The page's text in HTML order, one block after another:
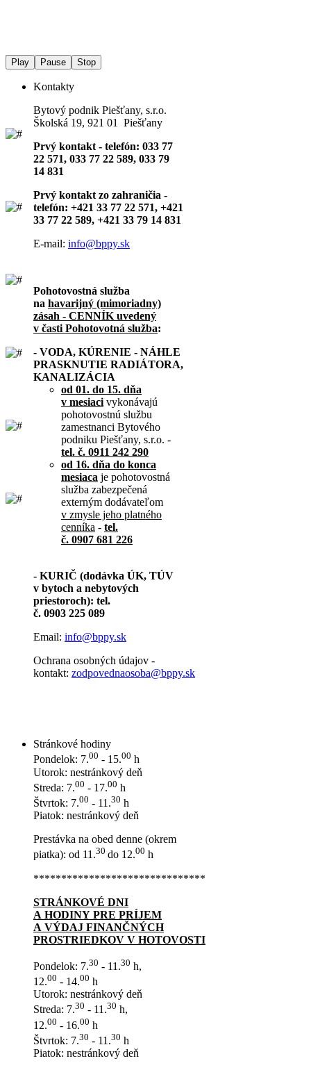
Play Pause Stop
Kontakty
Bytový podnik Piešťany, s.r.o.
Školská 19, 921 01 Piešťany
Prvý kontakt - telefón: 033 77
22 571, 033 77 22 589, 033 79
14 831
Prvý kontakt zo zahraničia -
telefón: +421 33 77 22 571, +421
33 77 22 589, +421 33 79 14 831
E-mail: info@bppy.sk
Pohotovostná služba
na havarijný (mimoriadny)
zásah - CENNÍK uvedený
v časti Pohotovotná služba:
- VODA, KÚRENIE - NÁHLE
PRASKNUTIE RADIÁTORA,
KANALIZÁCIA
od 01. do 15. dňa
v mesiaci vykonávajú
pohotovostnú službu
zamestnanci Bytového
podniku Piešťany, s.r.o. -
tel. č. 0911 242 290
od 16. dňa do konca
mesiaca je pohotovostná
služba zabezpečená
externým dodávateľom
v zmysle jeho platného
cenníka - tel.
č. 0907 681 226
- KURIČ (dodávka ÚK, TÚV
v bytoch a nebytových
priestoroch): tel.
č. 0903 225 089
Email: info@bppy.sk
Ochrana osobných údajov -
kontakt: zodpovednaosoba@bppy.sk
Stránkové hodiny
Pondelok: 7.00 - 15.00 h
Utorok: nestránkový deň
Streda: 7.00 - 17.00 h
Štvrtok: 7.00 - 11.30 h
Piatok: nestránkový deň
Prestávka na obed denne (okrem
piatka): od 11.30 do 12.00 h
*******************************
STRÁNKOVÉ DNI
A HODINY PRE PRÍJEM
A VÝDAJ FINANČNÝCH
PROSTRIEDKOV V HOTOVOSTI
Pondelok: 7.30 - 11.30 h,
12.00 - 14.00 h
Utorok: nestránkový deň
Streda: 7.30 - 11.30 h,
12.00 - 16.00 h
Štvrtok: 7.30 - 11.30 h
Piatok: nestránkový deň